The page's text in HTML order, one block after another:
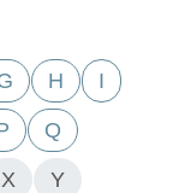
H I
Q
X Y